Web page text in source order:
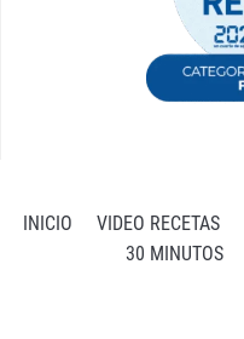
INICIO VIDEO RECETAS
30 MINUTOS